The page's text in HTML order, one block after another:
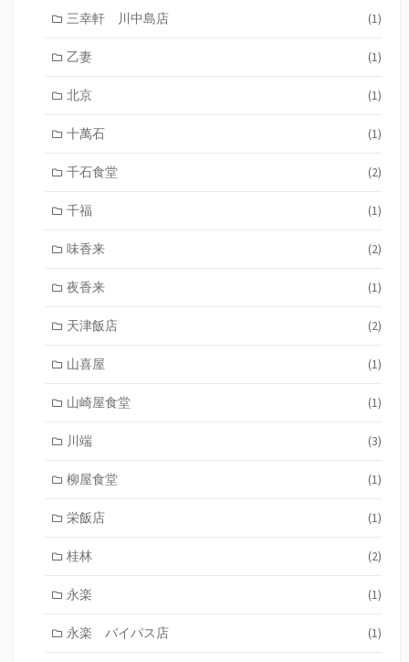
三幸軒 川中島店 (1)
乙妻 (1)
北京 (1)
十萬石 (1)
千石食堂 (2)
千福 (1)
味香来 (2)
夜香来 (1)
天津飯店 (2)
山喜屋 (1)
山崎屋食堂 (1)
川端 (3)
柳屋食堂 (1)
栄飯店 (1)
桂林 (2)
永楽 (1)
永楽 バイパス店 (1)